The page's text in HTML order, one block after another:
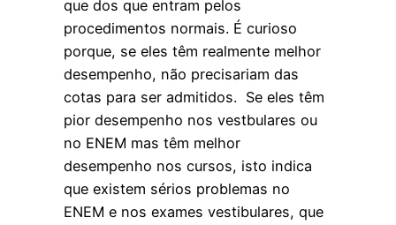
que dos que entram pelos
procedimentos normais. É curioso
porque, se eles têm realmente melhor
desempenho, não precisariam das
cotas para ser admitidos. Se eles têm
pior desempenho nos vestbulares ou
no ENEM mas têm melhor
desempenho nos cursos, isto indica
que existem sérios problemas no
ENEM e nos exames vestibulares, que